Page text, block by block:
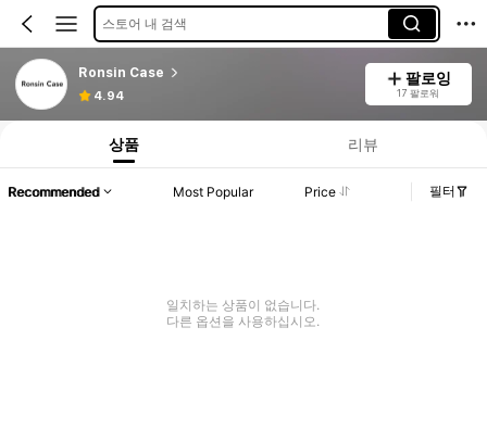
스토어 내 검색
Ronsin Case
4.94
팔로잉
17 팔로워
상품 리뷰
Recommended Most Popular Price 필터
일치하는 상품이 없습니다.
다른 옵션을 사용하십시오.